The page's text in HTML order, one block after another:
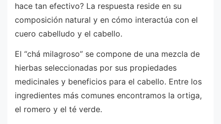
hace tan efectivo? La respuesta reside en su
composición natural y en cómo interactúa con el
cuero cabelludo y el cabello.
El “chá milagroso” se compone de una mezcla de
hierbas seleccionadas por sus propiedades
medicinales y beneficios para el cabello. Entre los
ingredientes más comunes encontramos la ortiga,
el romero y el té verde.